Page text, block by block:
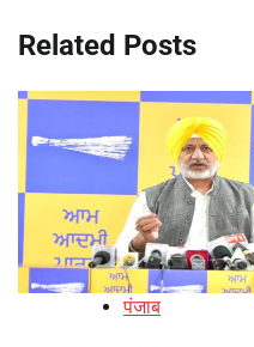
Related Posts
पंजाब